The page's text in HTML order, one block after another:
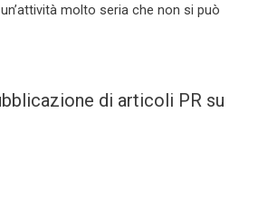
molto seria che non si può
di articoli PR su